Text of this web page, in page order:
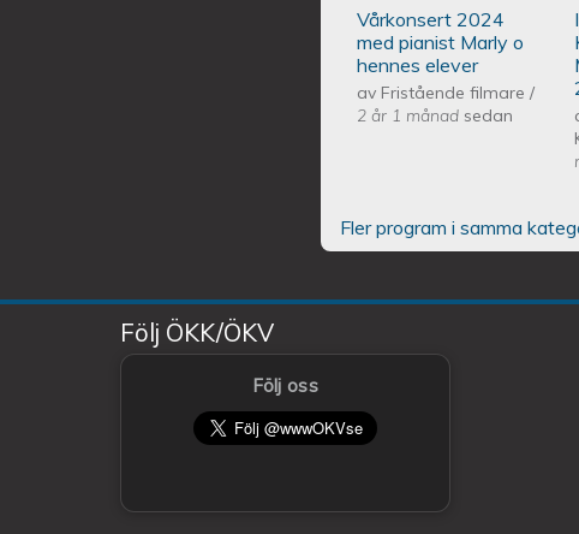
Vårkonsert 2024
med pianist Marly o
hennes elever
av Fristående filmare/
2 år 1 månad sedan
Fler program i samma
Följ ÖKK/ÖKV
Följ oss